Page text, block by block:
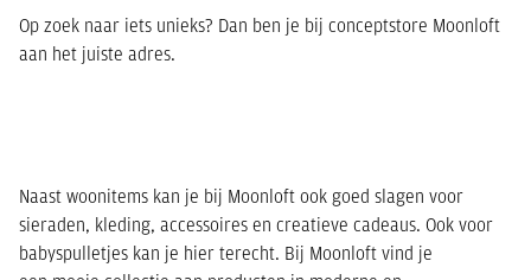
Op zoek naar iets unieks? Dan ben je bij conceptstore Moonloft
aan het juiste adres.
Naast woonitems kan je bij Moonloft ook goed slagen voor
sieraden, kleding, accessoires en creatieve cadeaus. Ook voor
babyspulletjes kan je hier terecht. Bij Moonloft vind je